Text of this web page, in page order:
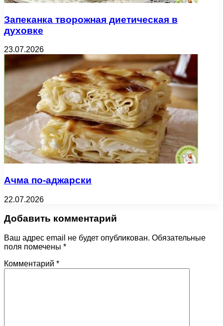
Запеканка творожная диетическая в
духовке
23.07.2026
Ачма по-аджарски
22.07.2026
Добавить комментарий
Ваш адрес email не будет опубликован. Обязательные
поля помечены *
Комментарий *